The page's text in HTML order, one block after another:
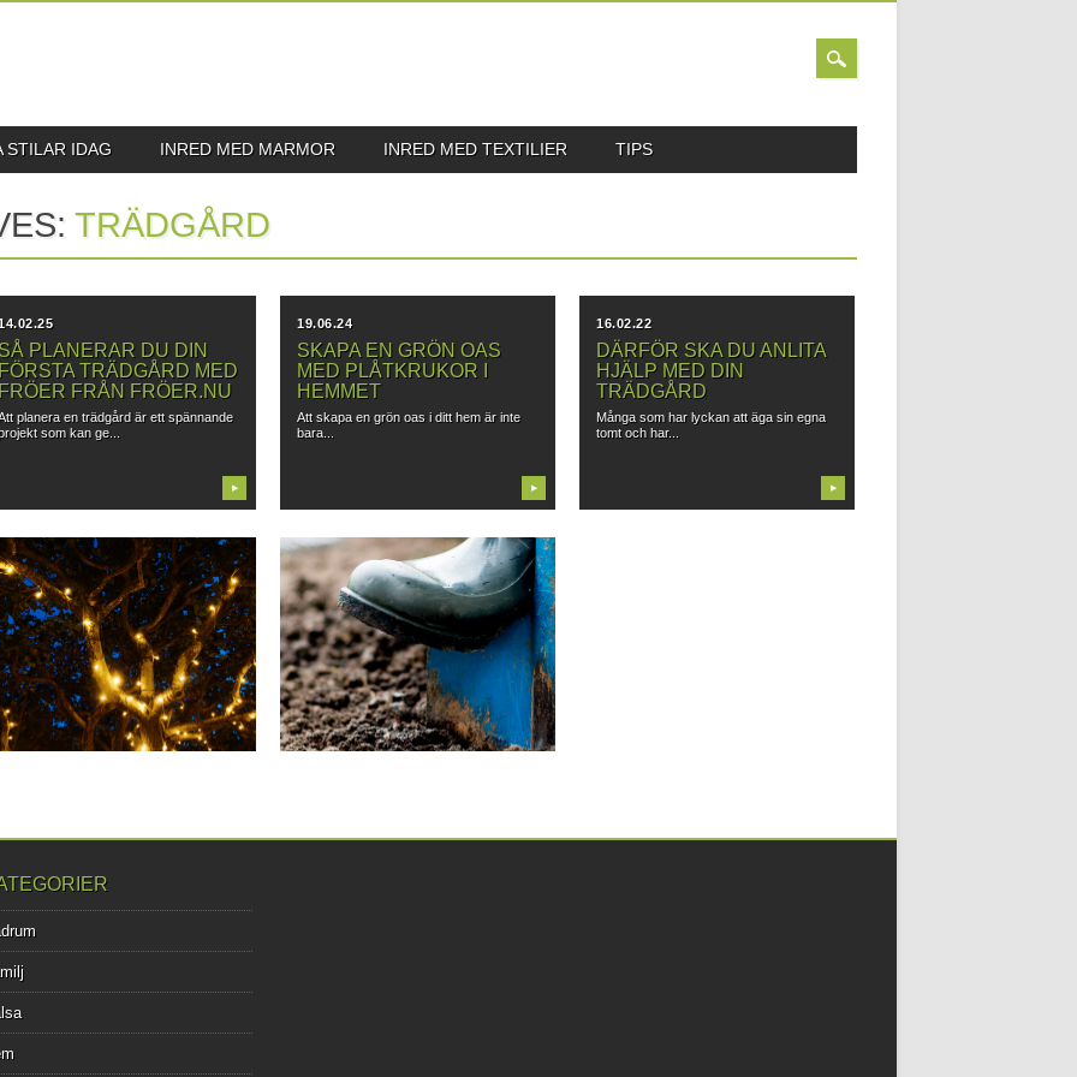
STILAR IDAG INRED MED MARMOR INRED MED TEXTILIER TIPS
TRÄDGÅRD
SÅ PLANERAR DU DIN
FÖRSTA TRÄDGÅRD MED
FRÖER FRÅN FRÖER.NU
planera en trädgård är ett spännande
som kan ge...
▶
19.06.24
SKAPA EN GRÖN OAS
MED PLÅTKRUKOR I
HEMMET
Att skapa en grön oas i ditt hem är inte
bara...
▶
16.02.22
DÄRFÖR SKA DU ANLITA
HJÄLP MED DIN
TRÄDGÅRD
Många som har lyckan att äga sin egna
tomt och har...
▶
UPP DIN TRÄDGÅRD
kan vara främst på hösten som man
lysa upp...
▶
STÖRRE
TRÄDGÅRDSPROJEKT
ATT TACKLA
Alla husägare behöver emellanåt vända
blicken utåt och se om trädgården...
▶